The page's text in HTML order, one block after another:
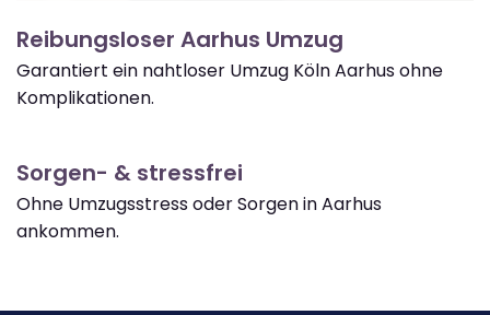
Reibungsloser Aarhus Umzug
Garantiert ein nahtloser Umzug Köln Aarhus ohne
Komplikationen.
Sorgen- & stressfrei
Ohne Umzugsstress oder Sorgen in Aarhus
ankommen.